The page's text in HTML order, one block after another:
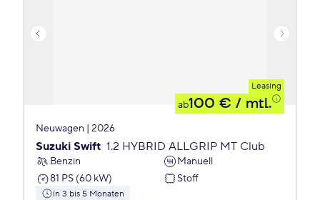
Leasing
ab100 € / mtl.
Neuwagen | 2026
Suzuki Swift 1.2 HYBRID ALLGRIP MT Club
Benzin
Manuell
81 PS (60 kW)
Stoff
in 3 bis 5 Monaten